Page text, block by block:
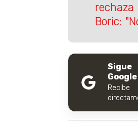
Boric: